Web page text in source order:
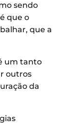
sendo
que o
que a
um tanto
outros
da